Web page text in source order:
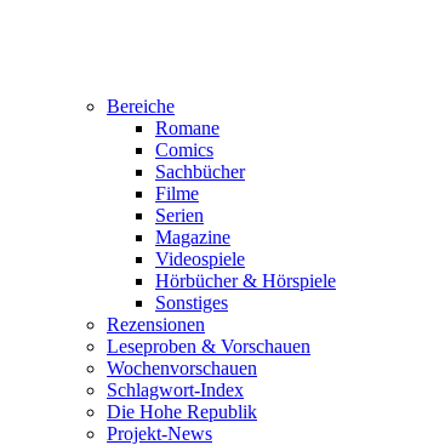
Bereiche
Romane
Comics
Sachbücher
Filme
Serien
Magazine
Videospiele
Hörbücher & Hörspiele
Sonstiges
Rezensionen
Leseproben & Vorschauen
Wochenvorschauen
Schlagwort-Index
Die Hohe Republik
Projekt-News